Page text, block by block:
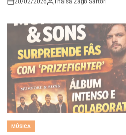
POSTED
MÚSICA
NOVO ÁLBUM MARCA FASE MAIS